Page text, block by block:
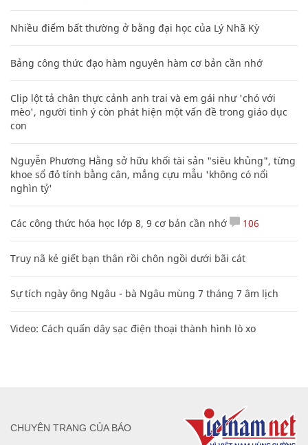
Nhiều điểm bất thường ở bằng đại học của Lý Nhã Kỳ
Bảng công thức đạo hàm nguyên hàm cơ bản cần nhớ
Clip lột tả chân thực cảnh anh trai và em gái như 'chó với
mèo', người tinh ý còn phát hiện một vấn đề trong giáo dục
con
Nguyễn Phương Hằng sở hữu khối tài sản "siêu khủng", từng
khoe sổ đỏ tính bằng cân, mắng cựu mẫu 'không có nổi
nghìn tỷ'
Các công thức hóa học lớp 8, 9 cơ bản cần nhớ 106
Truy nã kẻ giết bạn thân rồi chôn ngồi dưới bãi cát
Sự tích ngày ông Ngâu - bà Ngâu mùng 7 tháng 7 âm lịch
Video: Cách quấn dây sạc điện thoại thành hình lò xo
CHUYÊN TRANG CỦA BÁO